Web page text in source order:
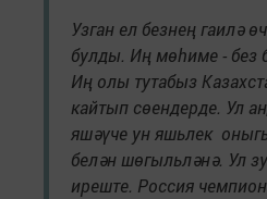
Узган ел безнең гаилә
булды. Иң мөһиме - без
Иң олы тутабыз
кайтып сөендерде. Ул
яшәүче ун яшьлек
белән шөгыльләнә. Ул
иреште. Россия